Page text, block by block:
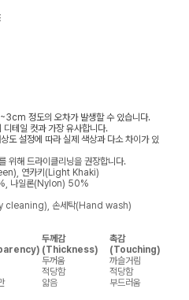
정도의 오차가 발생할 수 있습니다.
테일 컷과 가장 유사합니다.
도 설정에 따라 실제 색상과 다소 차이가 있
위해 드라이클리닝을 권장합니다.
연카키(Light Khaki)
나일론(Nylon) 50%
cleaning), 손세탁(Hand wash)
두께감
(Thickness)
촉감
(Touching)
두꺼움
까슬거림
적당함
적당함
얇음
부드러움